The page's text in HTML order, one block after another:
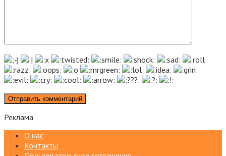
Реклама
О нас
Контакты